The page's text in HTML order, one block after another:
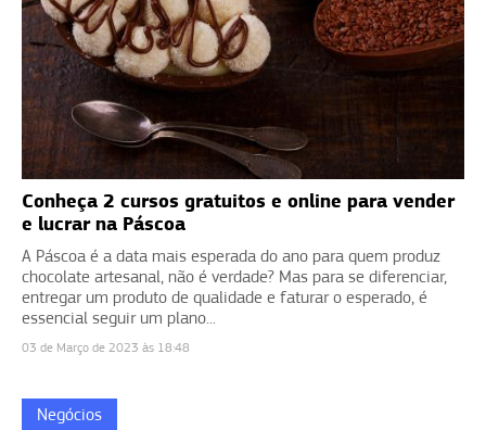
Conheça 2 cursos gratuitos e online para vender
e lucrar na Páscoa
A Páscoa é a data mais esperada do ano para quem produz
chocolate artesanal, não é verdade? Mas para se diferenciar,
entregar um produto de qualidade e faturar o esperado, é
essencial seguir um plano...
03 de Março de 2023 às 18:48
Negócios